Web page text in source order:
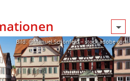
Bild: @Manuel Schönfeld – stock.adobe.com